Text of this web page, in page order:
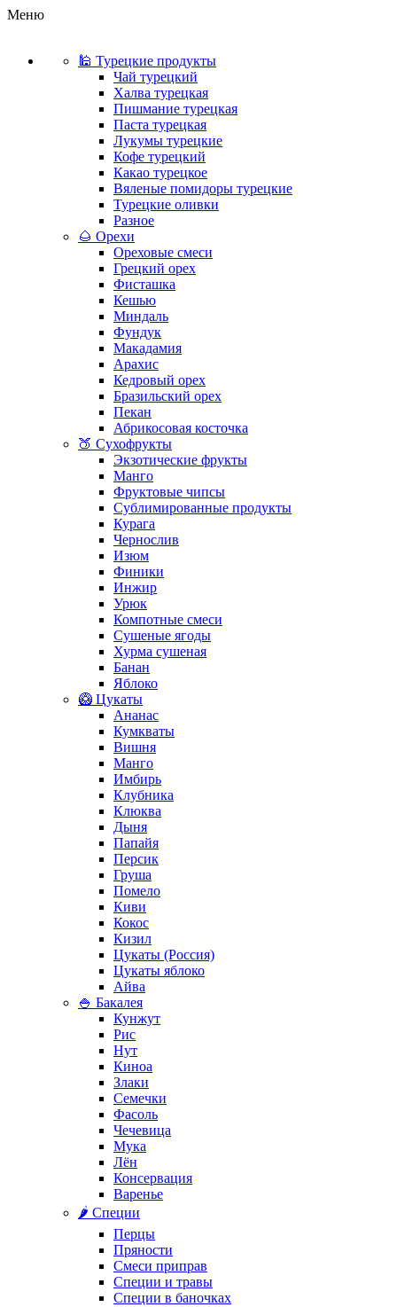
Меню
🕌 Турецкие продукты
Чай турецкий
Халва турецкая
Пишмание турецкая
Паста турецкая
Лукумы турецкие
Кофе турецкий
Какао турецкое
Вяленые помидоры турецкие
Турецкие оливки
Разное
🌰 Орехи
Ореховые смеси
Грецкий орех
Фисташка
Кешью
Миндаль
Фундук
Макадамия
Арахис
Кедровый орех
Бразильский орех
Пекан
Абрикосовая косточка
🍑 Сухофрукты
Экзотические фрукты
Манго
Фруктовые чипсы
Сублимированные продукты
Курага
Чернослив
Изюм
Финики
Инжир
Урюк
Компотные смеси
Сушеные ягоды
Хурма сушеная
Банан
Яблоко
🥝 Цукаты
Ананас
Кумкваты
Вишня
Манго
Имбирь
Клубника
Клюква
Дыня
Папайя
Персик
Груша
Помело
Киви
Кокос
Кизил
Цукаты (Россия)
Цукаты яблоко
Айва
🍚 Бакалея
Кунжут
Рис
Нут
Киноа
Злаки
Семечки
Фасоль
Чечевица
Мука
Лён
Консервация
Варенье
🌶️ Специи
Перцы
Пряности
Смеси приправ
Специи и травы
Специи в баночках